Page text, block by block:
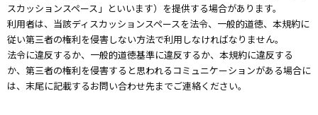
スカッションスペース」といいます）を提供する場合があります。
利用者は、当該ディスカッションスペースを法令、一般的道徳、本規約に
従い第三者の権利を侵害しない方法で利用しなければなりません。
法令に違反するか、一般的道徳基準に違反するか、本規約に違反する
か、第三者の権利を侵害すると思われるコミュニケーションがある場合に
は、末尾に記載するお問い合わせ先までご連絡ください。